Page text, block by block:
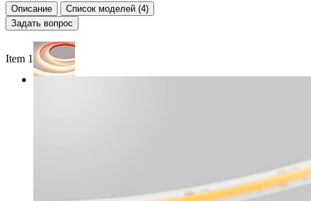
Описание
Список моделей (4)
Задать вопрос
Item 1 of 5